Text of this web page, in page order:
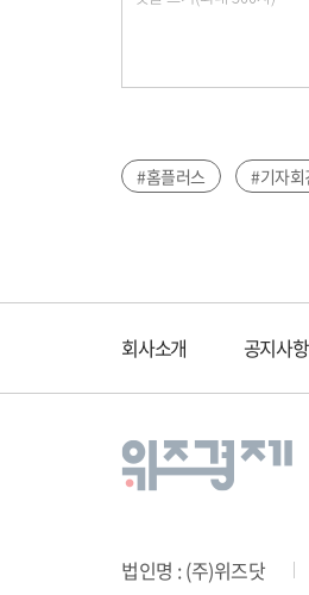
#홈플러스 #기자회
회사소개 공지사항
법인명 : (주)위즈닷